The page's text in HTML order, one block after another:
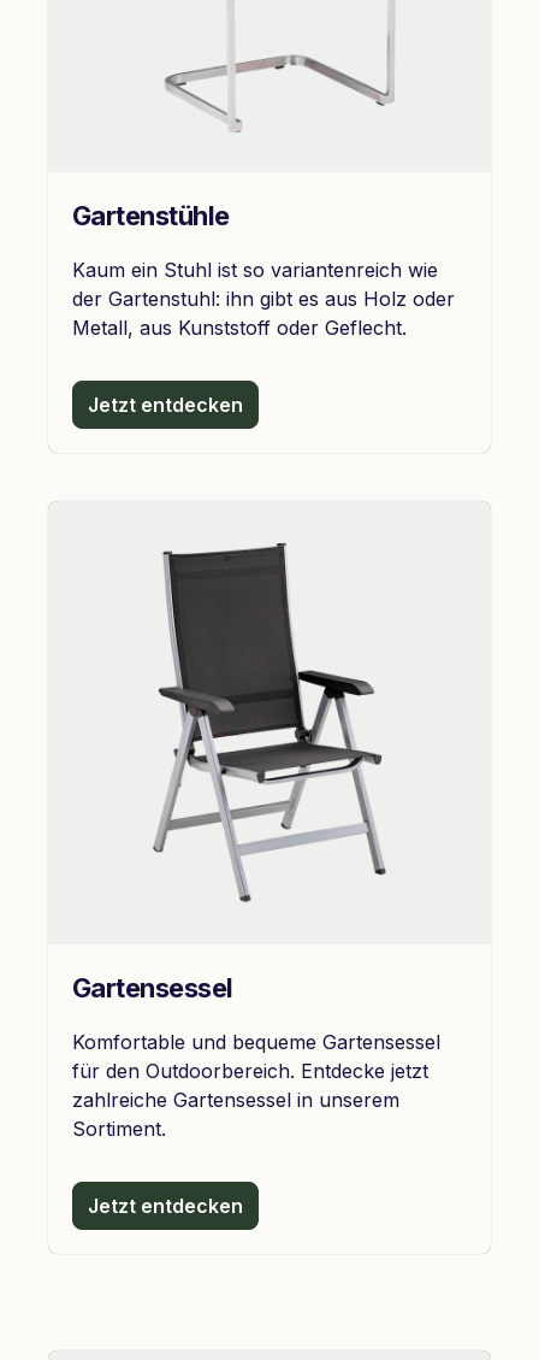
Gartenstühle
Kaum ein Stuhl ist so variantenreich wie
der Gartenstuhl: ihn gibt es aus Holz oder
Metall, aus Kunststoff oder Geflecht.
Jetzt entdecken
Gartensessel
Komfortable und bequeme Gartensessel
für den Outdoorbereich. Entdecke jetzt
zahlreiche Gartensessel in unserem
Sortiment.
Jetzt entdecken